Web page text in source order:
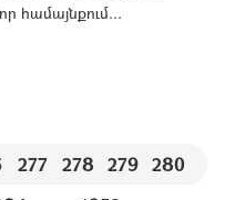
համայնքում...
277 278 279 280